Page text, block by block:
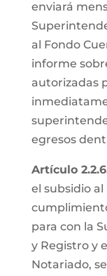
enviará
al Fondo
informe
autorizadas
egresos
Artículo
el subsidio
para con la
y Registro y
Notariado,